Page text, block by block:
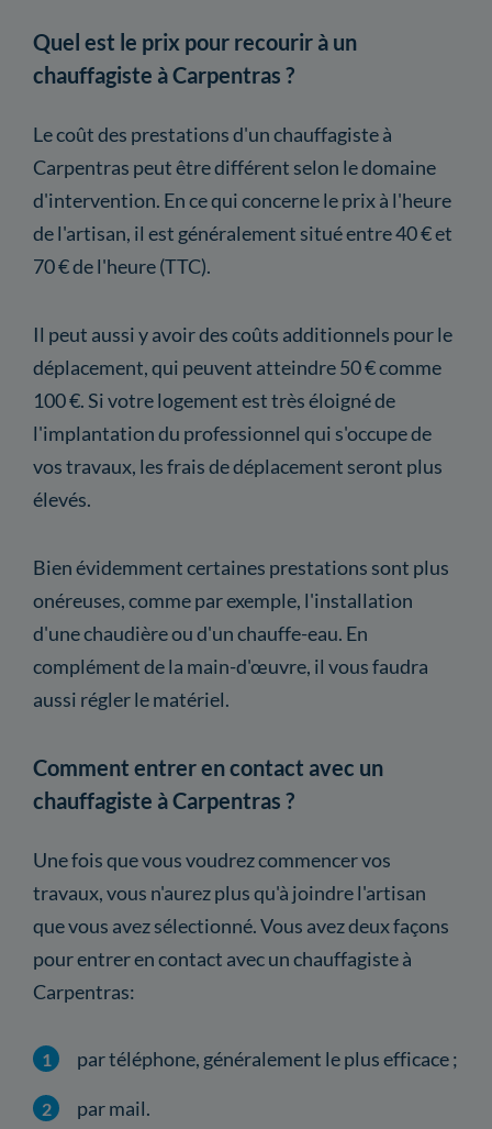
Quel est le prix pour recourir à un
chauffagiste à Carpentras ?
Le coût des prestations d'un chauffagiste à
Carpentras peut être différent selon le domaine
d'intervention. En ce qui concerne le prix à l'heure
de l'artisan, il est généralement situé entre 40 € et
70 € de l'heure (TTC).
Il peut aussi y avoir des coûts additionnels pour le
déplacement, qui peuvent atteindre 50 € comme
100 €. Si votre logement est très éloigné de
l'implantation du professionnel qui s'occupe de
vos travaux, les frais de déplacement seront plus
élevés.
Bien évidemment certaines prestations sont plus
onéreuses, comme par exemple, l'installation
d'une chaudière ou d'un chauffe-eau. En
complément de la main-d'œuvre, il vous faudra
aussi régler le matériel.
Comment entrer en contact avec un
chauffagiste à Carpentras ?
Une fois que vous voudrez commencer vos
travaux, vous n'aurez plus qu'à joindre l'artisan
que vous avez sélectionné. Vous avez deux façons
pour entrer en contact avec un chauffagiste à
Carpentras:
par téléphone, généralement le plus efficace ;
par mail.